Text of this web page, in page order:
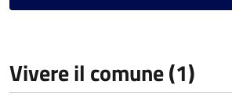
Vivere il comune (1)